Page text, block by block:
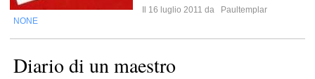
Il 16 luglio 2011 da
Paultemplar
NONE
Diario di un maestro